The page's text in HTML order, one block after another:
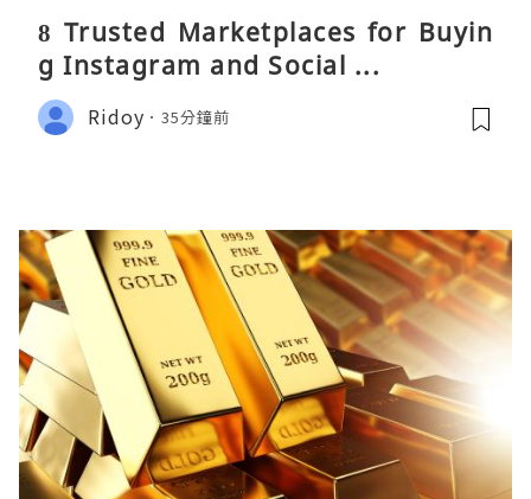
8 Trusted Marketplaces for Buyin
g Instagram and Social ...
Ridoy 35分鐘前